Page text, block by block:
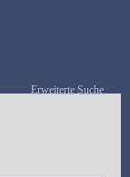
Erweiterte Suche